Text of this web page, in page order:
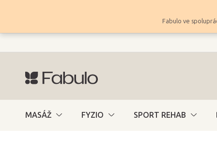
Fabulo ve
MASÁŽ FYZIO SPORT REHAB